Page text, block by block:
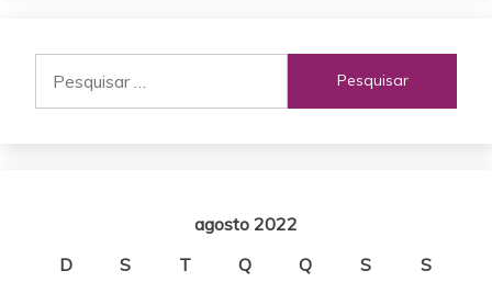
por:
agosto 2022
D
S T Q Q S
S